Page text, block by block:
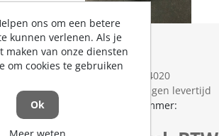
Vulpomp HST
Artikelnummer: 1294020
op voorraad | 3-5 dagen levertijd
Fabrikant artikel nummer:
K771114800
ons om een betere
kunnen verlenen. Als je
maken van onze diensten
om cookies te gebruiken
Ok
Meer weten